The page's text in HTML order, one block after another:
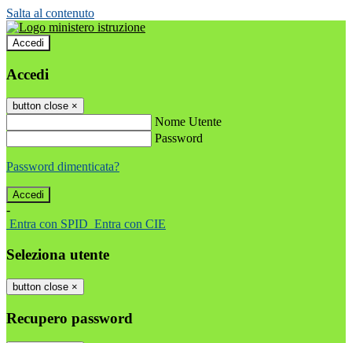
Salta al contenuto
Accedi
Accedi
button close ×
Nome Utente
Password
Password dimenticata?
-
Entra con SPID Entra con CIE
Seleziona utente
button close ×
Recupero password